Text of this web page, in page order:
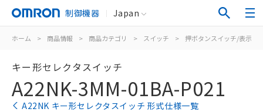
制御機器 Japan
ホーム > 商品情報 > 商品カテゴリ > スイッチ > 押ボタンスイッチ/表示灯
キー形セレクタスイッチ
A22NK-3MM-01BA-P021
A22NK キー形セレクタスイッチ 形式仕様一覧